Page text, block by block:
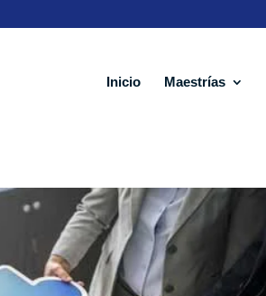
Inicio Maestrías